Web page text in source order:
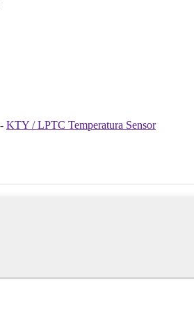
KTY / LPTC Temperatura Sensor